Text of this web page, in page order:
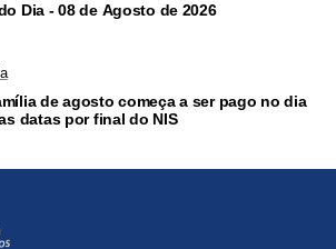
Dia - 08 de Agosto de 2026
de agosto começa a ser pago no dia
datas por final do NIS